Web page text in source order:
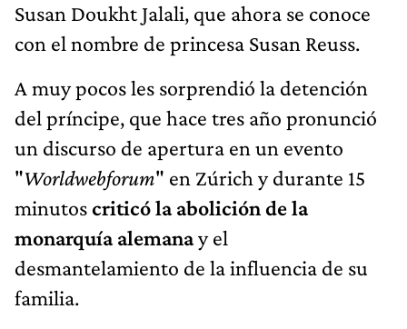
Susan Doukht Jalali, que ahora se conoce
con el nombre de princesa Susan Reuss.
A muy pocos les sorprendió la detención
del príncipe, que hace tres año pronunció
un discurso de apertura en un evento
"Worldwebforum" en Zúrich y durante 15
minutoscriticó la abolición de la
monarquía alemanay el
desmantelamiento de la influencia de su
familia.